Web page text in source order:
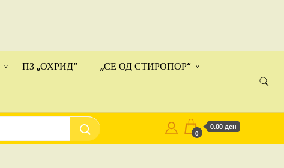
ПЗ „ОХРИД“ „СЕ ОД СТИРОПОР“
0
0.00 ден